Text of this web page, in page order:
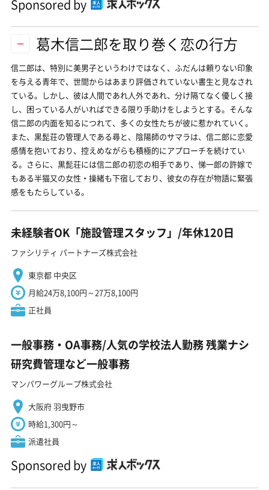
Sponsored by
葛木信二郎を取り巻く恋の行方
信二郎は、特別に美男子というわけではなく、ふだんは頼りない印象
を与える青年で、世間からはあまり評価されていない書生と見なされ
ている。しかし、彼は人間であれ人外であれ、分け隔てなく優しく接
し、困っている人がいればできる限り手助けをしようとする。そんな
信二郎の内面を知るにつれて、多くの女性たちが彼に惹かれていく。
また、黒髭荘の管理人である尋と、陰陽師のサマラは、信二郎に恋愛
感情を抱いており、控えめながらも積極的にアプローチを続けてい
る。さらに、黒髭荘には信二郎の初恋の相手であり、悌一郎の許嫁で
もある半猫又の女性・操緒も下宿しており、彼女の存在が物語に緊張
感をもたらしている。
未経験者OK「施設管理スタッフ」/年休120日
ファシリティ パートナーズ株式会社
東京都 中央区
月給24万8,100円～27万8,100円
正社員
一般事務・OA事務/人気の学校法人勤務 残業ナシ
研究費管理など一般事務
マンパワーグループ株式会社
大阪府 羽曳野市
時給1,300円～
派遣社員
Sponsored by